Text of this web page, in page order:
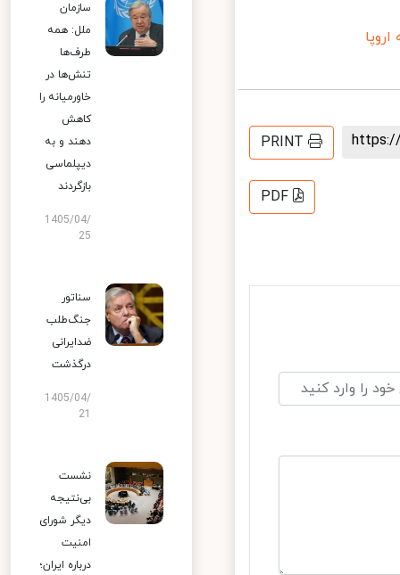
PRINT
PDF
سازمان
ملل: همه
طرف‌ها
تنش‌ها در
خاورمیانه را
کاهش
دهند و به
دیپلماسی
بازگردند
1405/04/
25
سناتور
جنگ‌طلب
ضدایرانی
درگذشت
1405/04/
نشست
بی‌نتیجه
دیگر شورای
امنیت
درباره ایران؛